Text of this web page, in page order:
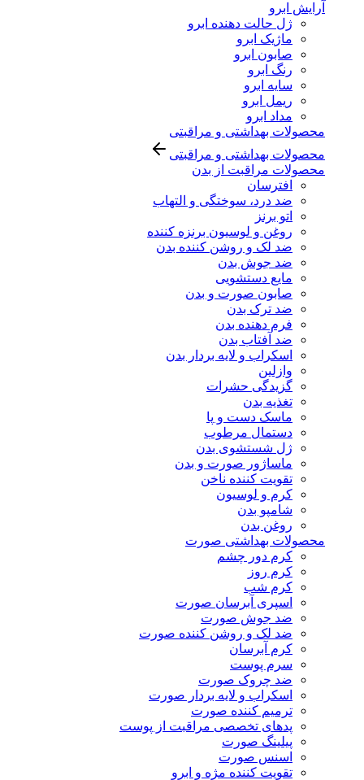
آرایش ابرو
ژل حالت دهنده ابرو
ماژیک ابرو
صابون ابرو
رنگ ابرو
سایه ابرو
ریمل ابرو
مداد ابرو
محصولات بهداشتی و مراقبتی
محصولات بهداشتی و مراقبتی
محصولات مراقبت از بدن
افترسان
ضد درد، سوختگی و التهاب
اتو برنز
روغن و لوسیون برنزه کننده
ضد لک و روشن کننده بدن
ضد جوش بدن
مایع دستشویی
صابون صورت و بدن
ضد ترک بدن
فرم دهنده بدن
ضد آفتاب بدن
اسکراب و لایه بردار بدن
وازلین
گزیدگی حشرات
تغذیه بدن
ماسک دست و پا
دستمال مرطوب
ژل شستشوی بدن
ماساژور صورت و بدن
تقویت کننده ناخن
کرم و لوسیون
شامپو بدن
روغن بدن
محصولات بهداشتی صورت
کرم دور چشم
کرم روز
کرم شب
اسپری آبرسان صورت
ضد جوش صورت
ضد لک و روشن کننده صورت
کرم آبرسان
سرم پوست
ضد چروک صورت
اسکراب و لایه بردار صورت
ترمیم کننده صورت
پدهای تخصصی مراقبت از پوست
پیلینگ صورت
اسنس صورت
تقویت کننده مژه و ابرو